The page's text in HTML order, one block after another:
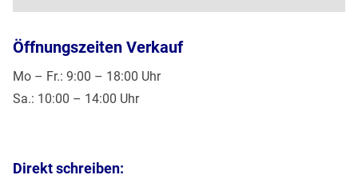
Öffnungszeiten Verkauf
Mo – Fr.: 9:00 – 18:00 Uhr
Sa.: 10:00 – 14:00 Uhr
Direkt schreiben: